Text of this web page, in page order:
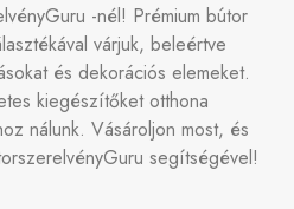
-nél! Prémium bútor
várjuk, beleértve
és dekorációs elemeket.
kiegészítőket otthona
nálunk. Vásároljon most, és
segítségével!